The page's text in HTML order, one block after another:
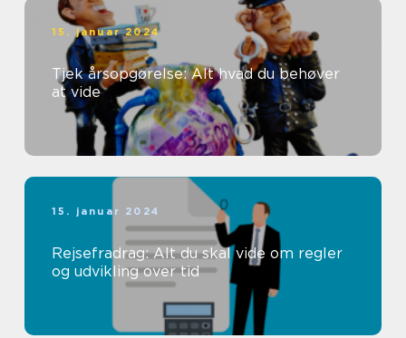
15. januar 2024
Tjek årsopgørelse: Alt hvad du behøver
at vide
15. januar 2024
Rejsefradrag: Alt du skal vide om regler
og udvikling over tid